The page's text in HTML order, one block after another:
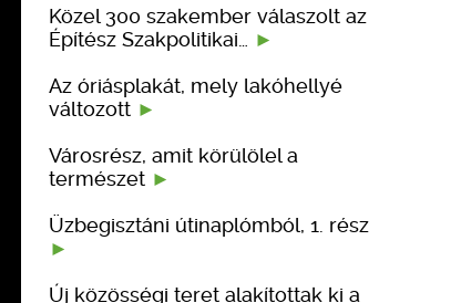
Közel 300 szakember válaszolt az
Építész Szakpolitikai…
Az óriásplakát, mely lakóhellyé
változott
Városrész, amit körülölel a
természet
Üzbegisztáni útinaplómból, 1. rész
Új közösségi teret alakítottak ki a